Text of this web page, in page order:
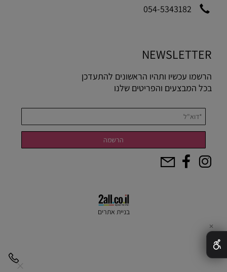
054-5343182
NEWSLETTER
הרשמו עכשיו ותהיו הראשונים להתעדכן
בכל המבצעים והפריטים שלנו
בניית אתרים
✕